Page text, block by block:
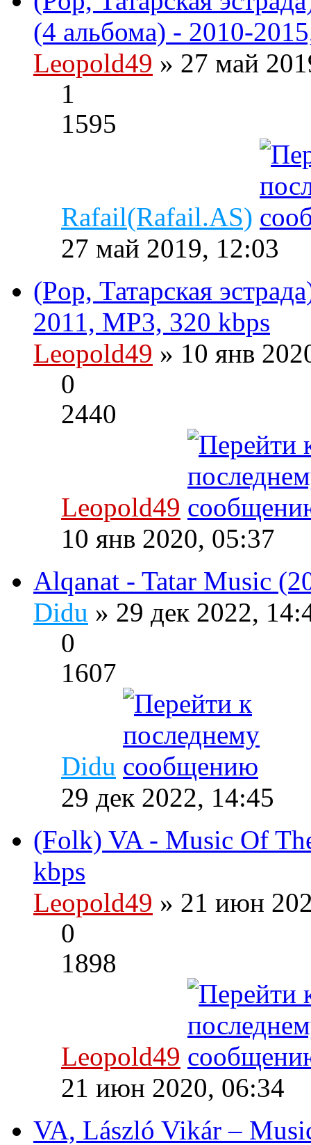
(4 альбома) - 2010-
Leopold49 » 27 май
1
1595
Rafail(Rafail.AS)
27 май 2019, 12:03
(Pop, Татарская
2011, MP3, 320 kbps
Leopold49 » 10 янв
0
2440
Leopold49
10 янв 2020, 05:37
Alqanat - Tatar Music
Didu » 29 дек 2022,
0
1607
Didu
29 дек 2022, 14:45
(Folk) VA - Music Of
kbps
Leopold49 » 21 июн
0
1898
Leopold49
21 июн 2020, 06:34
VA, László Vikár –